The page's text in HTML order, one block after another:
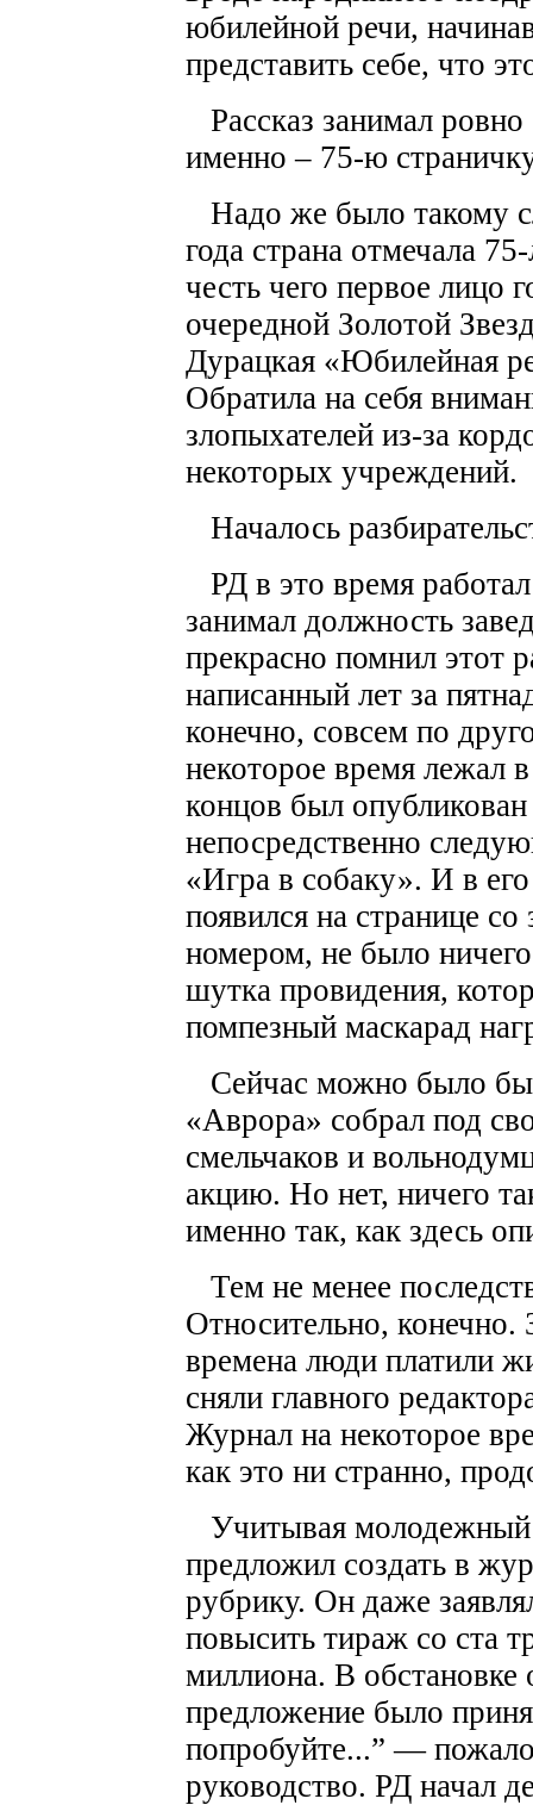
юбилейной речи,
представить себе, что
Рассказ занимал
именно – 75-ю
Надо же было такому
года страна отмечала
честь чего первое лицо
очередной Золотой
Дурацкая «Юбилейная
Обратила на себя
злопыхателей из-за
некоторых учреждений.
Началось
РД в это время
занимал должность
прекрасно помнил этот
написанный лет за
конечно, совсем по
некоторое время лежал
концов был
непосредственно
«Игра в собаку». И в
появился на странице
номером, не было
шутка провидения,
помпезный маскарад
Сейчас можно было бы
«Аврора» собрал под
смельчаков и
акцию. Но нет, ничего
именно так, как здесь
Тем не менее
Относительно,
времена люди платили
сняли главного
Журнал на некоторое
как это ни странно,
Учитывая молодежный
предложил создать в
рубрику. Он даже
повысить тираж со ста
миллиона. В обстановке
предложение было
попробуйте...” —
руководство. РД начал